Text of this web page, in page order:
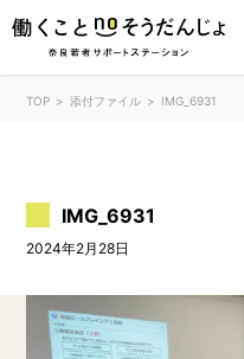
TOP 添付ファイル IMG_6931
IMG_6931
2024年2月28日